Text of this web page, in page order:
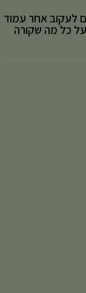
לעקוב אחר עמוד
על כל מה שקורה